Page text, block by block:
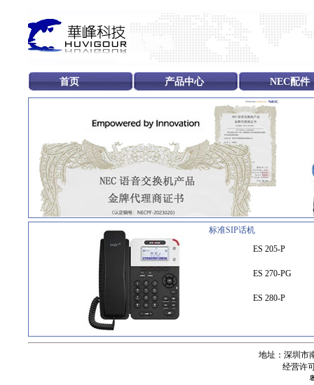
首页 产品中心 NEC配件
标准SIP话机
ES 205-P
ES 270-PG
ES 280-P
地址：深圳市
经营许